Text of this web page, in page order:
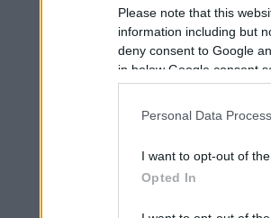
Please note that this
information including but
deny consent to Google
in below Google consent
Personal Data
I want to opt-out of
Opted In